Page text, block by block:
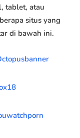
tablet, atau
situs yang
di bawah ini.